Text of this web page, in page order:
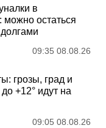
в
остаться
09:35 08.08.26
грозы, град и
+12° идут на
09:05 08.08.26